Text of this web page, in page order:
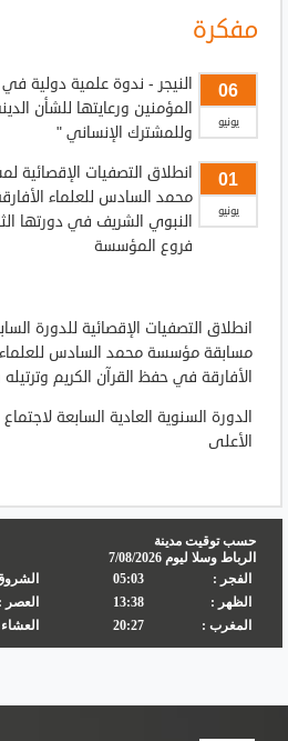
مفكرة
06
يونيو
النيجر - ندوة علمية دولية
المؤمنين ورعايتها للشأن
وللمشترك الإنساني "
01
يونيو
انطلاق التصفيات الإقصائية
محمد السادس للعلماء
النبوي الشريف في دورتها
فروع المؤسسة
انطلاق التصفيات الإقصائية للدورة
مسابقة مؤسسة محمد السادس للعلماء
الأفارقة في حفظ القرآن الكريم
الدورة السنوية العادية السابعة
الأعلى